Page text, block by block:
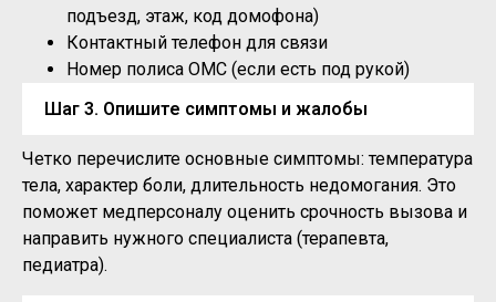
подъезд, этаж, код домофона)
Контактный телефон для связи
Номер полиса ОМС (если есть под рукой)
Шаг 3. Опишите симптомы и жалобы
Четко перечислите основные симптомы: температура
тела, характер боли, длительность недомогания. Это
поможет медперсоналу оценить срочность вызова и
направить нужного специалиста (терапевта,
педиатра).